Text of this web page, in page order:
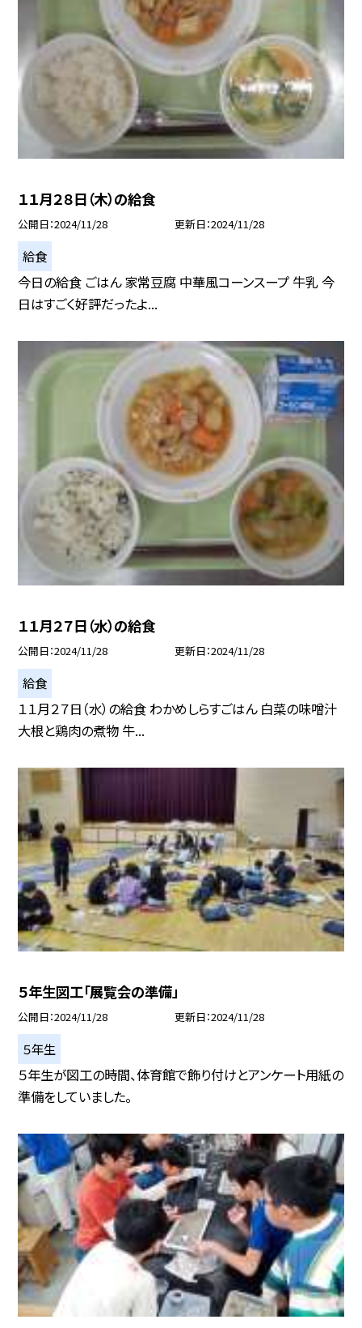
１１月２８日（木）の給食
公開日 2024/11/28 更新日 2024/11/28
給食
今日の給食 ごはん 家常豆腐 中華風コーンスープ 牛乳 今
日はすごく好評だったよ...
１１月２７日（水）の給食
公開日 2024/11/28 更新日 2024/11/28
給食
１１月２７日（水）の給食 わかめしらすごはん 白菜の味噌汁
大根と鶏肉の煮物 牛...
５年生図工「展覧会の準備」
公開日 2024/11/28 更新日 2024/11/28
５年生
５年生が図工の時間、体育館で飾り付けとアンケート用紙の
準備をしていました。